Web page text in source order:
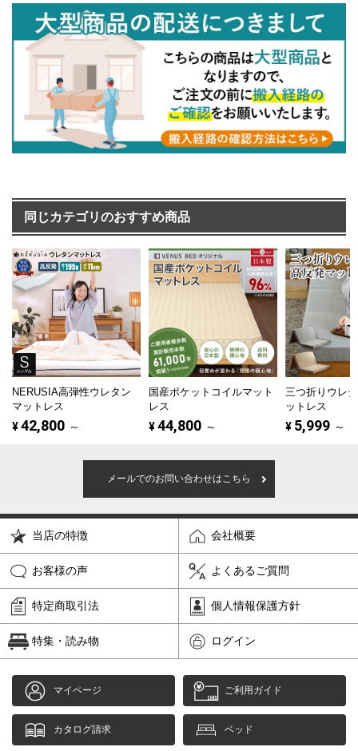
同じカテゴリのおすすめ商品
NERUSIA高弾性ウレタン
マットレス
¥42,800 ～
国産ポケットコイルマット
レス
¥44,800 ～
三つ折りウレ
ットレス
¥ 5,999 ～
メールでのお問い合わせはこちら
当店の特徴 会社概要
お客様の声 よくあるご質問
特定商取引法 個人情報保護方針
特集・読み物 ログイン
マイページ ご利用ガイド
カタログ請求 ベッド